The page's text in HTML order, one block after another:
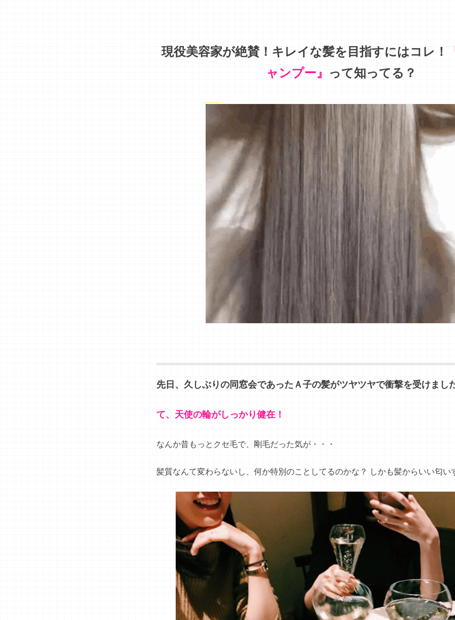
現役美容家が絶賛！キレイな髪を目指すにはコレ！
ャンプー』 って知ってる？
先日、久しぶりの同窓会であったＡ子の髪がツヤツヤで衝撃を受けまし
て、天使の輪がしっかり健在！
なんか昔もっとクセ毛で、剛毛だった気が・・・
髪質なんて変わらないし、何か特別のことしてるのかな？ しかも髪からいい匂い